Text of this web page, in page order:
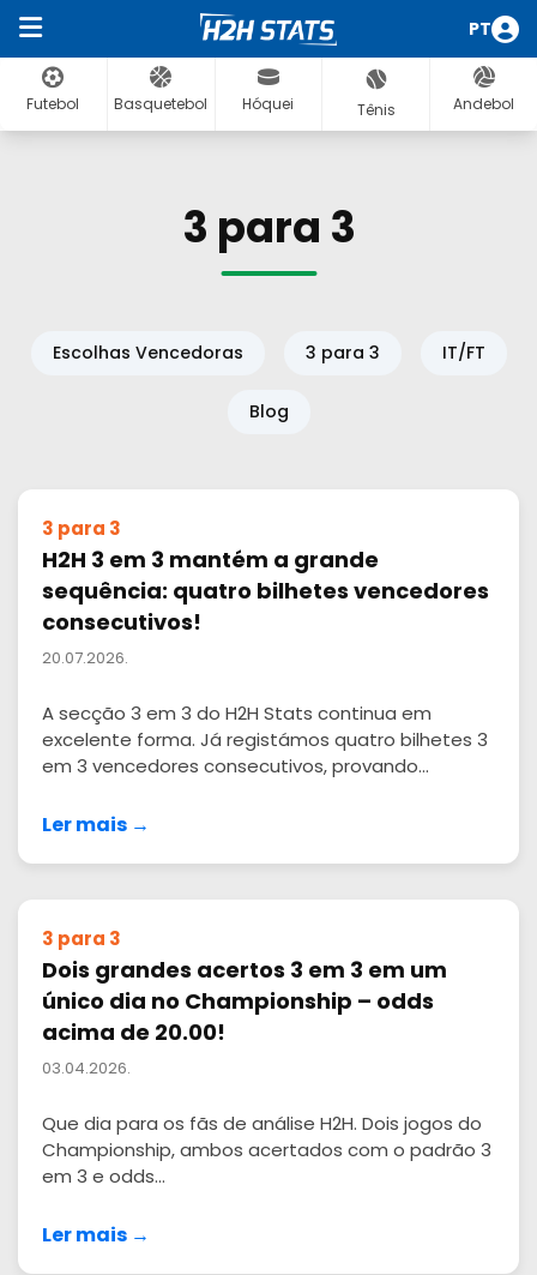
PT
Futebol Basquetebol Hóquei Tênis Andebol
3 para 3
Escolhas Vencedoras 3 para 3 IT/FT
Blog
3 para 3
H2H 3 em 3 mantém a grande
sequência: quatro bilhetes vencedores
consecutivos!
20.07.2026.
A secção 3 em 3 do H2H Stats continua em
excelente forma. Já registámos quatro bilhetes 3
em 3 vencedores consecutivos, provando...
Ler mais →
3 para 3
Dois grandes acertos 3 em 3 em um
único dia no Championship – odds
acima de 20.00!
03.04.2026.
Que dia para os fãs de análise H2H. Dois jogos do
Championship, ambos acertados com o padrão 3
em 3 e odds...
Ler mais →